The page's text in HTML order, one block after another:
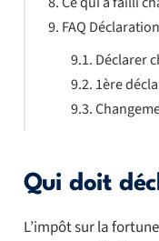
Qui doit
L’impôt sur la
FAQ
Déclarer
1ère